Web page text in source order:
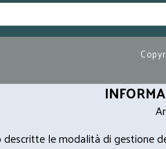
le modalità di gestione